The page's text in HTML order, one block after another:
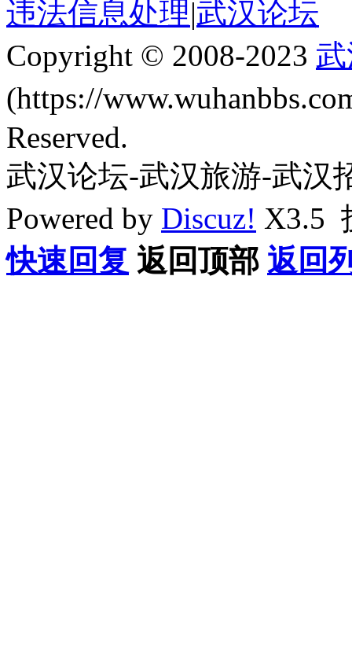
违法信息处理|武汉论坛
Copyright © 2008-2023
(https://
Reserved.
武汉论坛-武汉旅游-武汉
Powered by Discuz! X3.5
快速回复 返回顶部 返回